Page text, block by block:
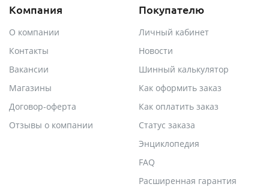
Компания
О компании
Контакты
Вакансии
Магазины
Договор-оферта
Отзывы о компании
Покупателю
Личный кабинет
Новости
Шинный калькулятор
Как оформить заказ
Как оплатить заказ
Статус заказа
Энциклопедия
FAQ
Расширенная гарантия